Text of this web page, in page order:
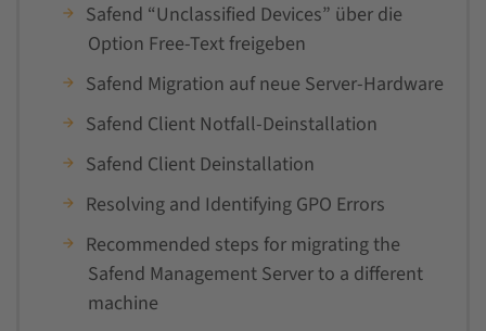
Safend “Unclassified Devices” über die
Option Free-Text freigeben
Safend Migration auf neue Server-Hardware
Safend Client Notfall-Deinstallation
Safend Client Deinstallation
Resolving and Identifying GPO Errors
Recommended steps for migrating the
Safend Management Server to a different
machine